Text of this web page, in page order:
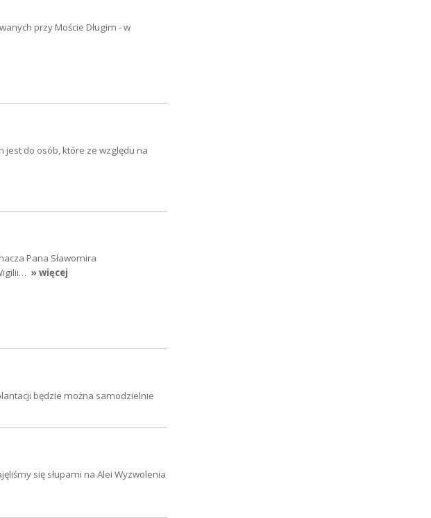
przy Moście Długim - w
jest do osób, które ze względu na
Pana Sławomira
» więcej
będzie można samodzielnie
się słupami na Alei Wyzwolenia